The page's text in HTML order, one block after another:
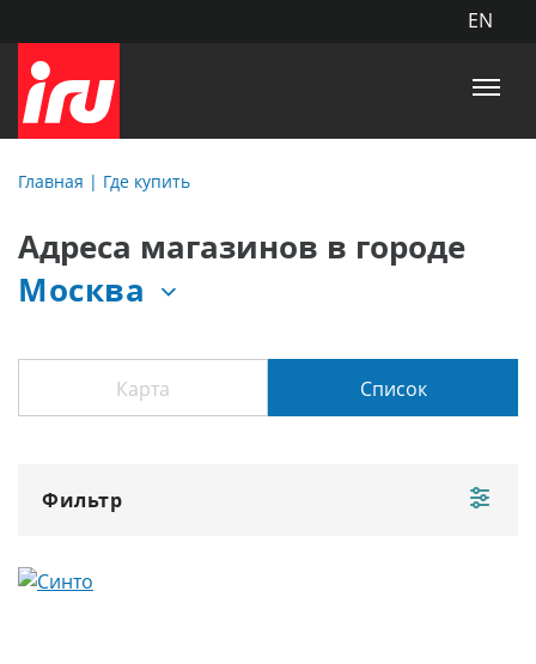
EN
Главная | Где купить
Адреса магазинов в городе
Москва
Карта Список
Фильтр